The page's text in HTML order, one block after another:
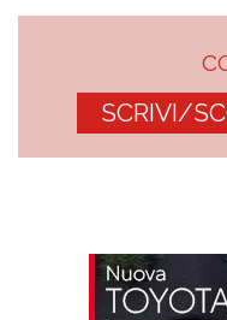
SCRIVI/